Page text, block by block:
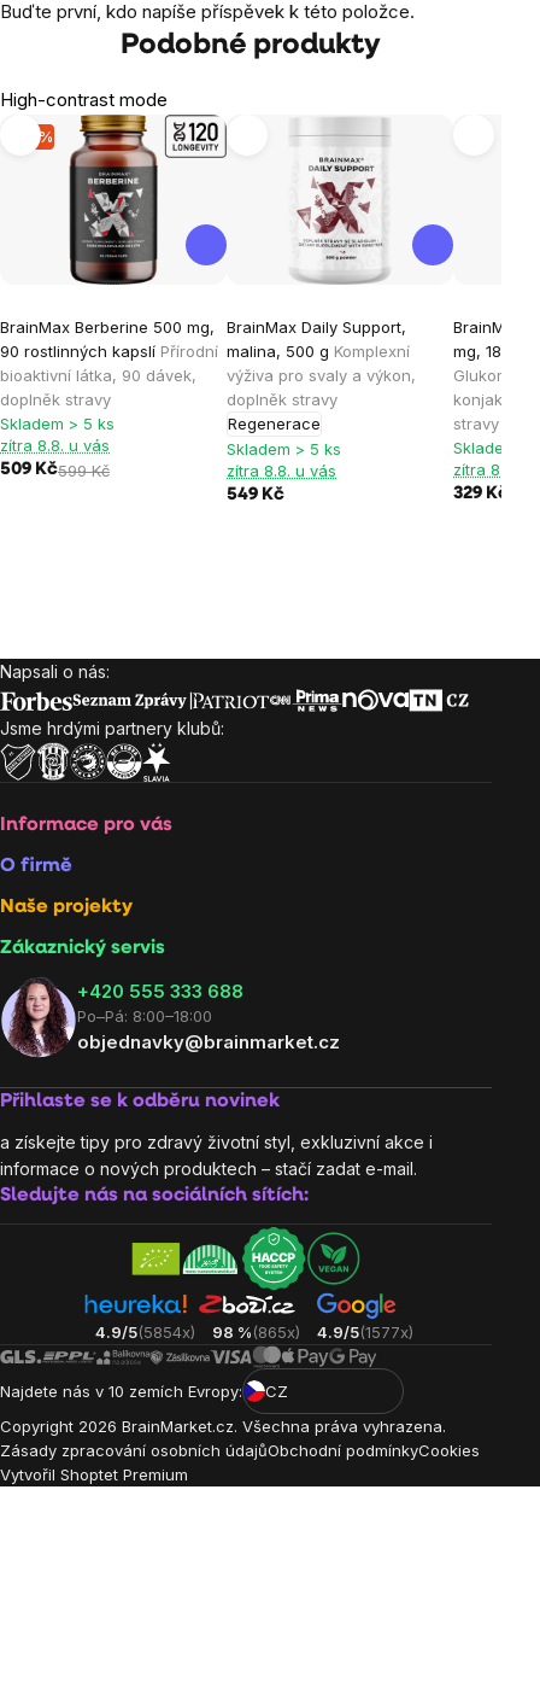
Buďte první, kdo napíše příspěvek k této položce.
Podobné produkty
High-contrast mode
-15 %
BrainMax Berberine 500 mg,
90 rostlinných kapslí Přírodní
bioaktivní látka, 90 dávek,
doplněk stravy
Skladem > 5 ks
zítra 8.8. u vás
509 Kč599 Kč
BrainMax Daily Support,
malina, 500 g Komplexní
výživa pro svaly a výkon,
doplněk stravy
Regenerace
Skladem > 5 ks
zítra 8.8. u vás
549 Kč
BrainMax
mg, 180
konjaku,
stravy
Skladem >
zítra 8.8. u
329 Kč
Zápatí
Napsali o nás:
Jsme hrdými partnery klubů:
Informace pro vás
O firmě
Naše projekty
Zákaznický servis
‭+420 555 333 688
Po–Pá: 8:00–18:00
objednavky@brainmarket.cz
Přihlaste se k odběru novinek
a získejte tipy pro zdravý životní styl, exkluzivní akce i
informace o nových produktech – stačí zadat e-mail.
Sledujte nás na sociálních sítích:
4.9/5(5854x) 98 %(865x) 4.9/5(1577x)
Najdete nás v 10 zemích Evropy:
CZ
Copyright 2026 BrainMarket.cz. Všechna práva vyhrazena.
Zásady zpracování osobních údajůObchodní podmínkyCookies
Vytvořil Shoptet Premium